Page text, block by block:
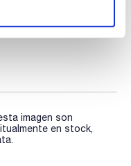
imagen son
en stock,